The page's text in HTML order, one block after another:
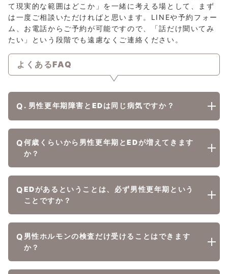
て現実的な範囲はどこか」を一緒に考える場として、まず
は一度ご相談いただければと思います。LINEや予約フォー
ム、お電話からご予約が可能ですので、「話だけ聞いてみ
たい」という段階でも遠慮なくご連絡ください。
よくあるFAQ
Q . 男性更年期障害とEDは同じ病気ですか？
Q何歳くらいから男性更年期とEDが増えてきます
か？
QEDがあるということは、必ず男性更年期という
ことですか？
Q 男性ホルモンの検査だけ受けることはできます
か？